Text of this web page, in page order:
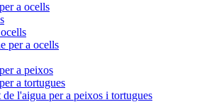
a ocells
per a ocells
a peixos
a tortugues
l'aigua per a peixos i tortugues